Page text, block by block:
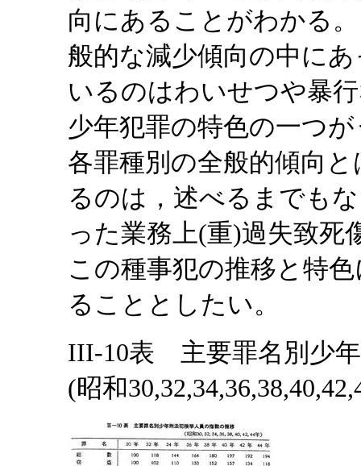
向にあることがわかる
般的な減少傾向の中に
いるのはわいせつや暴
少年犯罪の特色の一つ
各罪種別の全般的傾向
るのは，述べるまでも
った業務上(重)過失致死
この種事犯の推移と特
ることとしたい。
III-10表 主要罪名別少
(昭和